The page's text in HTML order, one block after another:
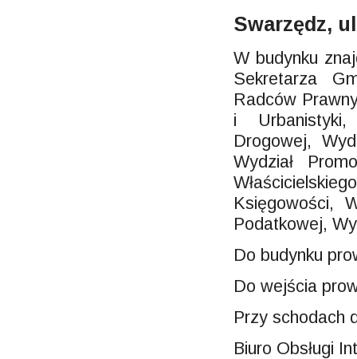
Swarzędz,
W budynku
Sekretarza
Radców
i Urbanistyki,
Drogowej,
Wydział
Księgowości,
Podatkowej,
Do budynku
Do wejścia
Przy schodach
Biuro Obsługi